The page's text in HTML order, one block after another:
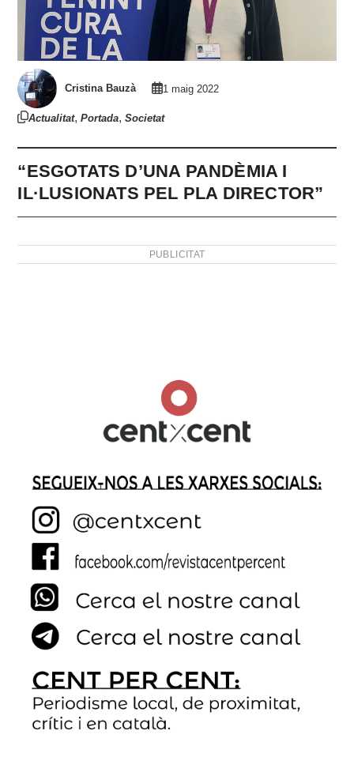
Cristina Bauzà 1 maig 2022
Actualitat,Portada,Societat
“ESGOTATS D’UNA PANDÈMIA I
IL·LUSIONATS PEL PLA DIRECTOR”
PUBLICITAT